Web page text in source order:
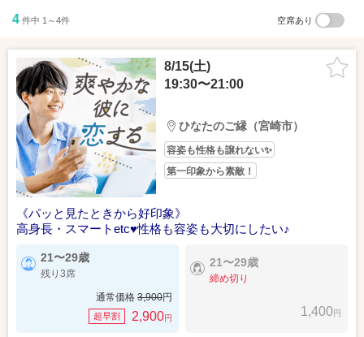
4 件中 1～4件 空席あり
8/15(土)
19:30〜21:00
ひなたのご縁（宮崎市）
容姿も性格も譲れない✨
第一印象から素敵！
《パッと見たときから好印象》
高身長・スマートetc♥性格も容姿も大切にしたい♪
21〜29歳
残り3席
通常価格 3,900円
超早割 2,900円
21〜29歳
締め切り
1,400円